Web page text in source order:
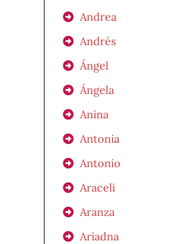
Andrea
Andrés
Ángel
Ángela
Anina
Antonia
Antonio
Araceli
Aranza
Ariadna